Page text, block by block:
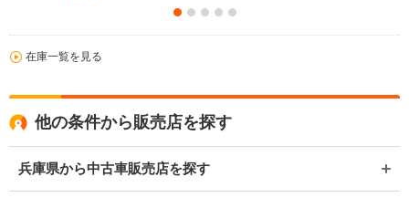
在庫一覧を見る
他の条件から販売店を探す
兵庫県から中古車販売店を探す